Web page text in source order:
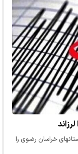
خراسان رضوی را